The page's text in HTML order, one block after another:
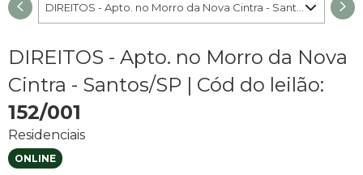
DIREITOS - Apto. no Morro da Nova
Cintra - Santos/SP | Cód do leilão:
152/001
Residenciais
ONLINE
DIREITOS - Apto. no Morro da Nova Cintra - Santos/SP - 001